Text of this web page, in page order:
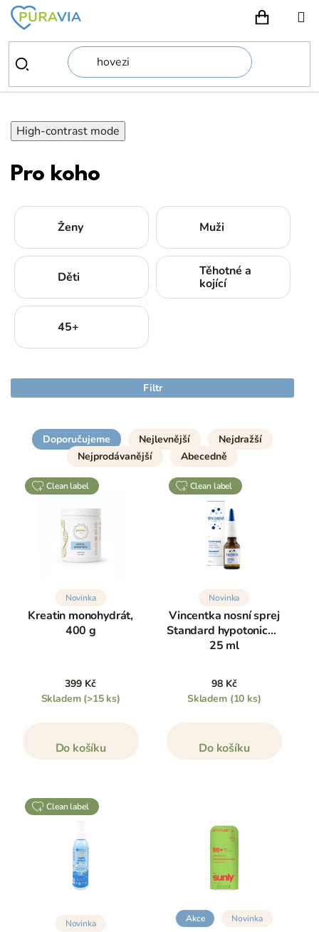
Přejít
obsah
High-contrast mode
Pro koho
Ženy Muži
Děti
Těhotné a
kojící
45+
Filtr
Doporučujeme Nejlevnější
Nejdražší
Nejprodávanější
Abecedně
clean label
Novinka
Kreatin monohydrát,
400 g
399 Kč
Skladem (>15 ks)
Do košíku
clean label
Novinka
Vincentka nosní sprej
Standard hypotonický,
25 ml
98 Kč
Skladem (10 ks)
Do košíku
clean label
Novinka Akce Novinka